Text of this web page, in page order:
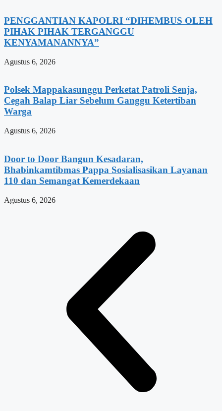
PENGGANTIAN KAPOLRI “DIHEMBUS OLEH
PIHAK PIHAK TERGANGGU
KENYAMANANNYA”
Agustus 6, 2026
Polsek Mappakasunggu Perketat Patroli Senja,
Cegah Balap Liar Sebelum Ganggu Ketertiban
Warga
Agustus 6, 2026
Door to Door Bangun Kesadaran,
Bhabinkamtibmas Pappa Sosialisasikan Layanan
110 dan Semangat Kemerdekaan
Agustus 6, 2026